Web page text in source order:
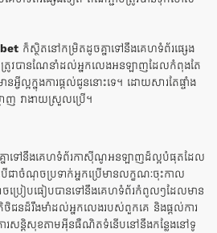
ក៏ស្ថិតនៅកម្រិតដូចគ្នាទៅនឹងគេហទំព័រផ្សេង
ត្រូវបានណែនាំដល់អ្នកលេងអនឡាញដែលកំពុងតែ
អ្វីល្អក្នុងការផ្តល់ជូននោះទេ។ ដោយសារតែផ្ទាំង
ញ វាងាយស្រួលប្រើ។
នាទៅនឹងគេហទំព័រកាស៊ីណូអនឡាញដ៏ល្អបំផុតដែល
បីជាចំណុចប្រទាក់អ្នកប្រើមានលក្ខណៈចុះកាល
ាចប្រៀបធៀបបានទៅនឹងគេហទំព័រកំពូលៗដែលមាន
ថិជនដ៏រឹងមាំដល់អ្នកលេងរបស់ពួកគេ និងផ្តល់ការ
ារសន្តិសុខតាមអ៊ីនធឺណិតទំនើបនៅនឹងកន្លែងនៅទូ